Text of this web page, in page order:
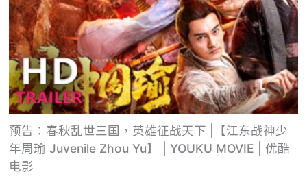
预告：春秋乱世三国，英雄征战天下 |【江东战神少
年周瑜 Juvenile Zhou Yu】 | YOUKU MOVIE | 优酷
电影